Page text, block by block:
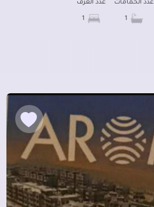
عدد الحمامات عدد الغرف